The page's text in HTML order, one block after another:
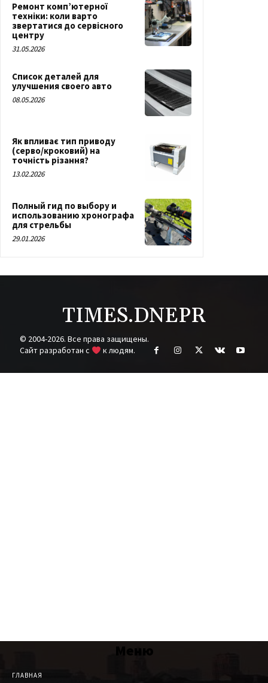
Ремонт комп’ютерної
техніки: коли варто
звертатися до сервісного
центру
31.05.2026
Список деталей для
улучшения своего авто
08.05.2026
Як впливає тип приводу
(серво/кроковий) на
точність різання?
13.02.2026
Полный гид по выбору и
использованию хронографа
для стрельбы
29.01.2026
TIMES.DNEPR
© 2004-2026. Все права защищены.
Cайт разработан с
к людям.
Меню
ГЛАВНАЯ